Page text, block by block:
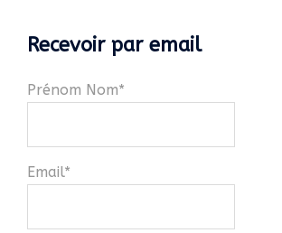
Recevoir par email
Prénom Nom*
Email*